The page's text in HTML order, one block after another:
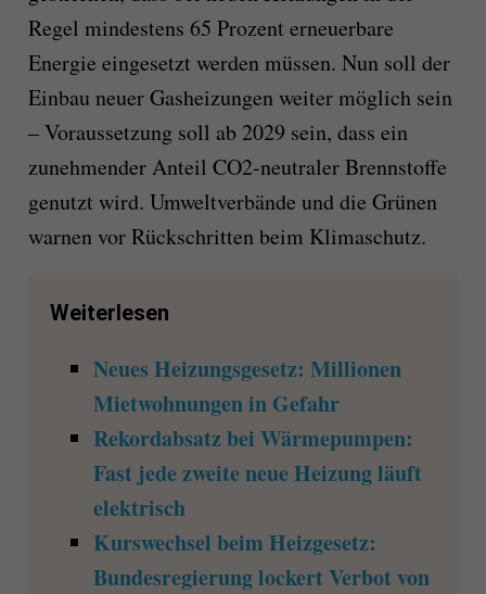
Regel mindestens 65 Prozent erneuerbare
Energie eingesetzt werden müssen. Nun soll der
Einbau neuer Gasheizungen weiter möglich sein
– Voraussetzung soll ab 2029 sein, dass ein
zunehmender Anteil CO2-neutraler Brennstoffe
genutzt wird. Umweltverbände und die Grünen
warnen vor Rückschritten beim Klimaschutz.
Weiterlesen
Neues Heizungsgesetz: Millionen
Mietwohnungen in Gefahr
Rekordabsatz bei Wärmepumpen:
Fast jede zweite neue Heizung läuft
elektrisch
Kurswechsel beim Heizgesetz:
Bundesregierung lockert Verbot von